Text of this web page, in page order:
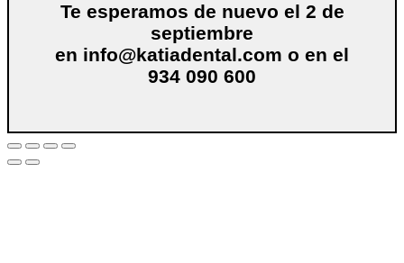
Te esperamos de nuevo el 2 de
septiembre
en info@katiadental.com o en el
934 090 600